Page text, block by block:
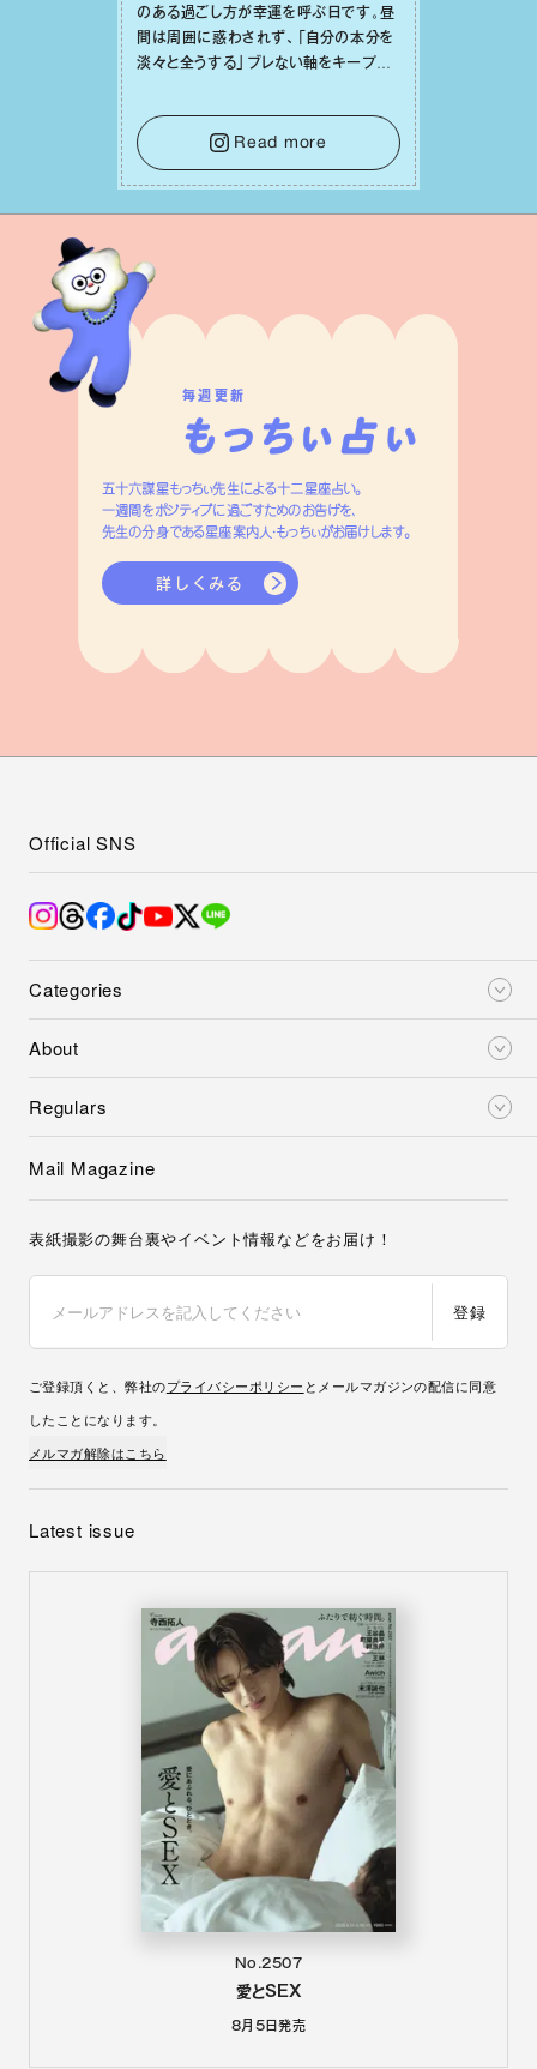
のある過ごし⽅が幸運を呼ぶ⽇です。昼
間は周囲に惑わされず、「⾃分の本分を
淡々と全うする」ブレない軸をキープし
⾔葉に流されないよう、⼼にしっかりブ
レーキをかけること。この意識の切り替
えが、あなたに確かな安⼼感をもたらす
はずです。
Read more
毎週更新
五十六謀星もっちぃ先生による十二星座占い。
一週間をポジティブに過ごすためのお告げを、
先生の分身である星座案内人・もっちぃがお届けします。
詳しくみる
Categories
About
Regulars
Official SNS
Mail Magazine
表紙撮影の舞台裏やイベント情報などをお届け！
登録
ご登録頂くと、弊社のプライバシーポリシー とメールマガジンの配信に同意
したことになります。
メルマガ解除はこちら
Latest issue
No.2507
愛とSEX
8月5日発売